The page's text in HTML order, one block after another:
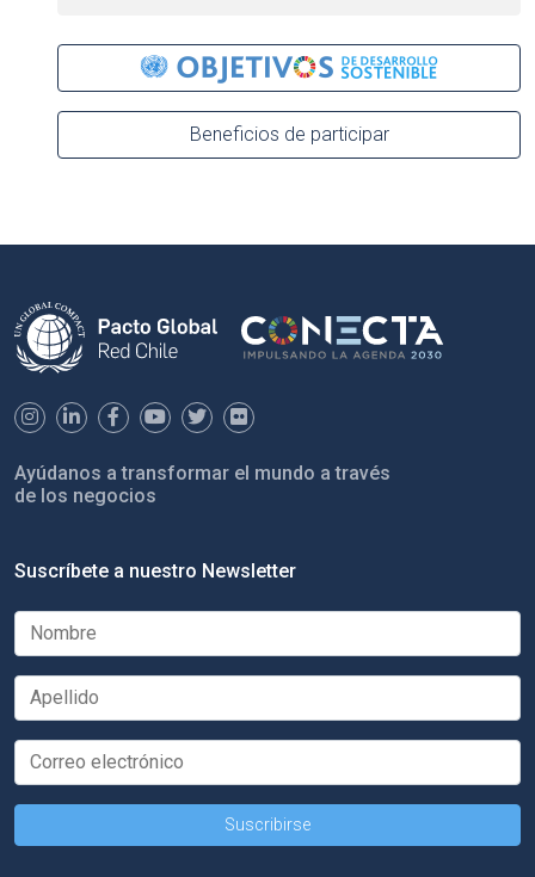
Beneficios de participar
Ayúdanos a transformar el mundo a través
de los negocios
Suscríbete a nuestro Newsletter